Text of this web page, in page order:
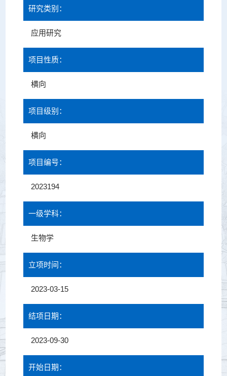
研究类别：
应用研究
项目性质：
横向
项目级别：
横向
项目编号：
2023194
一级学科：
生物学
立项时间：
2023-03-15
结项日期：
2023-09-30
开始日期：